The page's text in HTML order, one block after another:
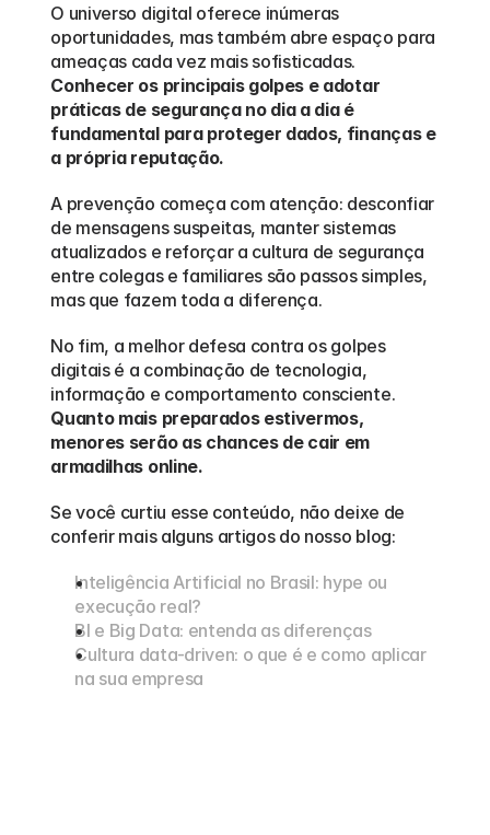
O universo digital oferece inúmeras
oportunidades, mas também abre espaço para
Conhecer os principais golpes e adotar
práticas de segurança no dia a dia é
fundamental para proteger dados, finanças e
a própria reputação.
A prevenção começa com atenção: desconfiar
de mensagens suspeitas, manter sistemas
atualizados e reforçar a cultura de segurança
entre colegas e familiares são passos simples,
mas que fazem toda a diferença.
No fim, a melhor defesa contra os golpes
digitais é a combinação de tecnologia,
Quanto mais preparados estivermos,
menores serão as chances de cair em
armadilhas online.
Se você curtiu esse conteúdo, não deixe de
conferir mais alguns artigos do nosso blog:
Inteligência Artificial no Brasil: hype ou
execução real?
BI e Big Data: entenda as diferenças
Cultura data-driven: o que é e como aplicar
na sua empresa